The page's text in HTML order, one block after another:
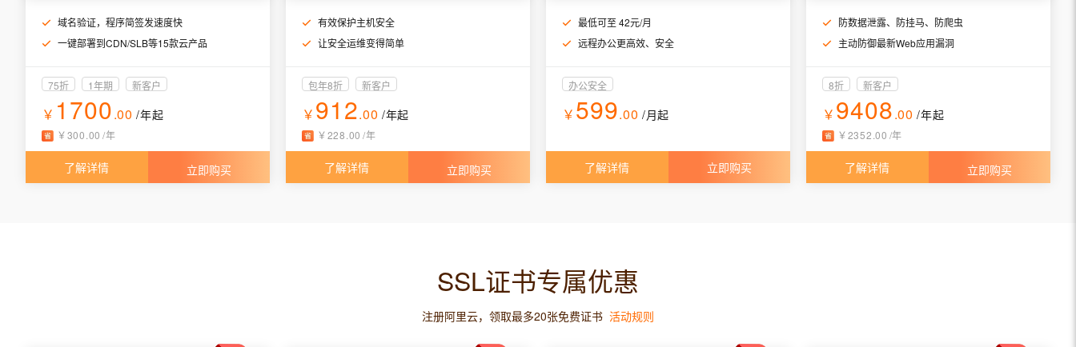
域名验证，程序简签发速度快
一键部署到CDN/SLB等15款云产品
75折 1年期 新客户
￥ 1700.00 /年起
￥300 00 /年
了解详情 立即购买
有效保护主机安全
让安全运维变得简单
包年8折 新客户
￥ 912.00 /年起
￥228 00 /年
了解详情 立即购买
最低可至 42元/月
远程办公更高效、安全
办公安全
￥ 599.00 /月起
了解详情 立即购买
防数据泄露、防挂马、防爬虫
主动防御最新Web应用漏洞
8折 新客户
￥ 9408.00 /年起
￥2352 .00 /年
了解详情 立即购买
SSL证书专属优惠
注册阿里云，领取最多20张免费证书 活动规则